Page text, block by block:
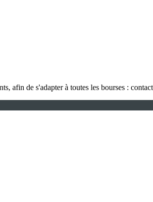
afin de s'adapter à toutes les bourses :